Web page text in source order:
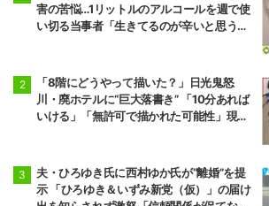
害の苦悩…1リットルのアルコールを週で使
い切る当事者「生きてるのが辛いと思うこ
「8階にどうやって描いた？」日光鬼怒
川・廃ホテルに“巨大落書き” 「10分あれば
いける」「無許可で描かれた可能性」現役
夫・ひろゆき氏に西村ゆか氏が“離婚”を提
示 「ひろゆき＆いずみ新党（仮）」の届け